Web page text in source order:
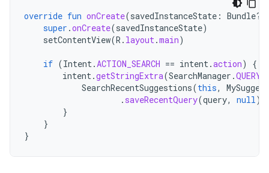
override fun onCreate(savedInstanceState : Bundle?)
super .onCreate(savedInstanceState)
setContentView(R . layout.main)
if (Intent.ACTION_SEARCH == intent.action)
{
intent.getStringExtra(SearchManager .QUERY
SearchRecentSuggestions(this,
. saveRecentQuery(query, null)
}
}
}